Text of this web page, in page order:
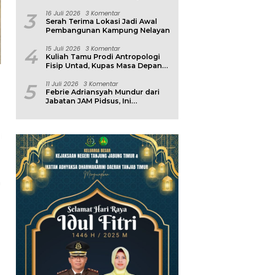
3 16 Juli 2026 3 Komentar
Serah Terima Lokasi Jadi Awal
Pembangunan Kampung Nelayan
4 15 Juli 2026 3 Komentar
Kuliah Tamu Prodi Antropologi
Fisip Untad, Kupas Masa Depan
Lingkungan
5 11 Juli 2026 3 Komentar
Febrie Adriansyah Mundur dari
Jabatan JAM Pidsus, Ini